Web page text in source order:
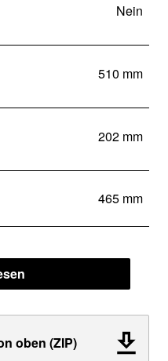
Nein
510 mm
202 mm
465 mm
oben (ZIP)